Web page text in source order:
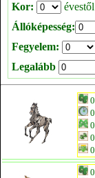
Kor:
évestől
Állóképesség:
Fegyelem:
Legalább
0
0
0
0
0
0